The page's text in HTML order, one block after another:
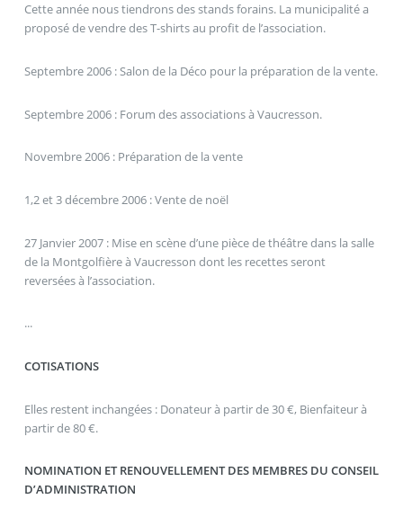
Cette année nous tiendrons des stands forains. La municipalité a
proposé de vendre des T-shirts au profit de l’association.
Septembre 2006 : Salon de la Déco pour la préparation de la vente.
Septembre 2006 : Forum des associations à Vaucresson.
Novembre 2006 : Préparation de la vente
1,2 et 3 décembre 2006 : Vente de noël
27 Janvier 2007 : Mise en scène d’une pièce de théâtre dans la salle
de la Montgolfière à Vaucresson dont les recettes seront
reversées à l’association.
...
COTISATIONS
Elles restent inchangées : Donateur à partir de 30 €, Bienfaiteur à
partir de 80 €.
NOMINATION ET RENOUVELLEMENT DES MEMBRES DU CONSEIL
D’ADMINISTRATION